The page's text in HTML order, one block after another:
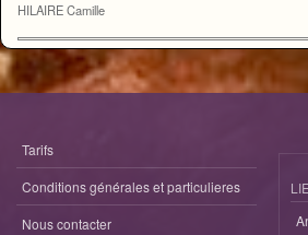
HILAIRE Camille
Tarifs
Conditions générales et particulieres
Nous contacter